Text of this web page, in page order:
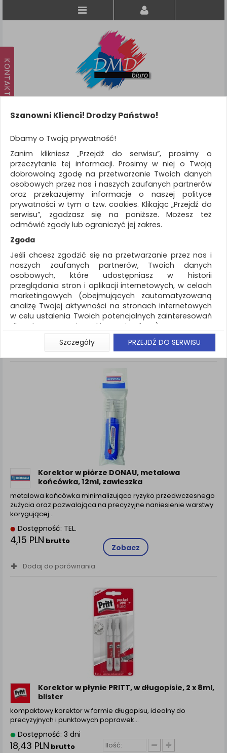
KATEGORIE
WSZYSTKIE KATEGORIE
FILTRY
Więcej
REKLAMA
AKTUALNOŚCI
Artykuły do pisania i korygowania Korektory
ZNALEZIONYCH PRODUKTÓW: 2 Porównaj (0 )
Sortuj po Standardowe
Siatka Lista
Korektor w piórze DONAU, metalowa
końcówka, 12ml, zawieszka
metalowa końcówka minimalizująca ryzyko przedwczesnego
zużycia oraz pozwalająca na precyzyjne naniesienie warstwy
korygującej…
Dostępność: TEL.
4,15 PLN brutto
Zobacz
Dodaj do porównania
Korektor w płynie PRITT, w długopisie, 2 x 8ml,
blister
kompaktowy korektor w formie długopisu, idealny do
precyzyjnych i punktowych poprawek…
Dostępność: 3 dni
18,43 PLN brutto
Szanowni Klienci! Drodzy Państwo!
Dbamy o Twoją prywatność!
Zanim klikniesz „Przejdź do serwisu”, prosimy o
przeczytanie tej informacji. Prosimy w niej o Twoją
dobrowolną zgodę na przetwarzanie Twoich danych
osobowych przez nas i naszych zaufanych partnerów
oraz przekazujemy informacje o naszej polityce
prywatności w tym o tzw. cookies. Klikając „Przejdź do
serwisu”, zgadzasz się na poniższe. Możesz też
odmówić zgody lub ograniczyć jej zakres.
Zgoda
Jeśli chcesz zgodzić się na przetwarzanie przez nas i
naszych zaufanych partnerów, Twoich danych
osobowych, które udostępniasz w historii
przeglądania stron i aplikacji internetowych, w celach
marketingowych (obejmujących zautomatyzowaną
analizę Twojej aktywności na stronach internetowych
w celu ustalenia Twoich potencjalnych zainteresowań
dla dostosowania reklamy i oferty), w tym na
umieszczanie tzw. cookies na Twoich urządzeniach i
ich odczytywanie, kliknij przycisk „Przejdź do serwisu”.
Jeśli nie chcesz wyrazić zgody lub ograniczyć jej
informacje o tym jak to zrobić . Te same informacje
znajdziesz także na podstronie z naszą polityką
prywatności obowiązującą od 25 maja 2018.
W przypadku użytkowników zalogowanych, aby
umożliwić prawidłową realizację Umowy z Państwem i
związane z tym prawidłowe działanie naszej strony
www, a w szczególności np. wysłanie potwierdzenia
zamówienia na Państwa email lub wyświetlenie
Państwu prawidłowych informacji o promocjach czy
cenach indywidualnych, ważna jest Państwa
wcześniejsza zgoda której udzieliliście podczas
zakładania konta.
Każda Państwa zgoda jest dobrowolna i można ją w
dowolnym momencie wycofać.
Polityka prywatności (rozwiń)
Klauzula Informacyjna (rozwiń)
Lista Zaufanych Partnerów (rozwiń)
Szczegóły PRZEJDŹ DO SERWISU